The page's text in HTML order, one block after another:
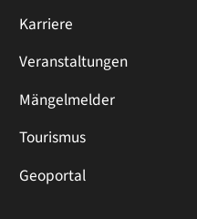
Karriere
Veranstaltungen
Mängelmelder
Tourismus
Geoportal